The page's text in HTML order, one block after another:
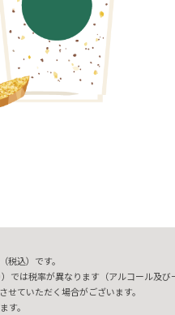
税込）です。
では税率が異なります（アルコール及び
せていただく場合がございます。
す。